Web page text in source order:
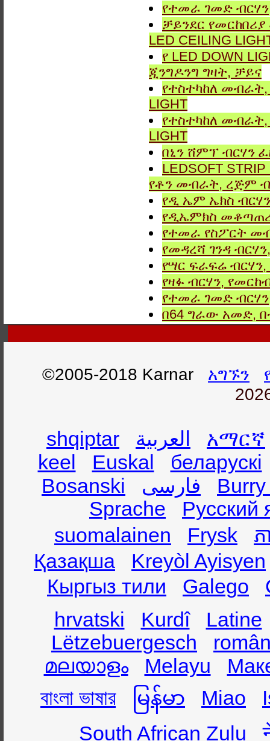
የተመራ ገመድ
ቻይንደር
LED CEILING
የ LED DOWN
ጂንግዶንግ ግዛት, ቻይና
የተስተካከለ መብራት,
LIGHT
የተስተካከለ መብራት,
LIGHT
በኒን ሸምፕ ብርሃን
LEDSOFT
የቶን መብራት, ረጅም
የዲ ኤም ኤክስ
የዲኤምክስ
የተመራ የስፖርት
የመዳረሻ ገንዳ
የሣር ፍራፍሬ
የዛፉ ብርሃን,
የተመራ ገመድ
በ64 ግራው አመድ,
©2005-2018 Karnar አግኙን
shqiptar العربية
አማርኛ
keel
Euskal
беларускі
Bosanski
فارسی
Sprache
Русский
suomalainen
Frysk
ភ
Қазақша
Kreyòl Ayisyen
Кыргыз тили
Galego
hrvatski
Kurdî
Latine
Lëtzebuergesch
മലയാളം
Melayu
বাংলা ভাষার
မြန်မာ Miao
South African Zulu